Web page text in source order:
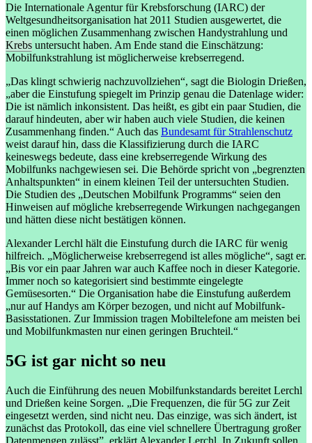
Die Internationale Agentur für Krebsforschung (IARC) der
Weltgesundheitsorganisation hat 2011 Studien ausgewertet, die
einen möglichen Zusammenhang zwischen Handystrahlung und
Krebs untersucht haben. Am Ende stand die Einschätzung:
Mobilfunkstrahlung ist möglicherweise krebserregend.
„Das klingt schwierig nachzuvollziehen“, sagt die Biologin Drießen,
„aber die Einstufung spiegelt im Prinzip genau die Datenlage wider:
Die ist nämlich inkonsistent. Das heißt, es gibt ein paar Studien, die
darauf hindeuten, aber wir haben auch viele Studien, die keinen
Zusammenhang finden.“ Auch das Bundesamt für Strahlenschutz
weist darauf hin, dass die Klassifizierung durch die IARC
keineswegs bedeute, dass eine krebserregende Wirkung des
Mobilfunks nachgewiesen sei. Die Behörde spricht von „begrenzten
Anhaltspunkten“ in einem kleinen Teil der untersuchten Studien.
Die Studien des „Deutschen Mobilfunk Programms“ seien den
Hinweisen auf mögliche krebserregende Wirkungen nachgegangen
und hätten diese nicht bestätigen können.
Alexander Lerchl hält die Einstufung durch die IARC für wenig
hilfreich. „Möglicherweise krebserregend ist alles mögliche“, sagt er.
„Bis vor ein paar Jahren war auch Kaffee noch in dieser Kategorie.
Immer noch so kategorisiert sind bestimmte eingelegte
Gemüsesorten.“ Die Organisation habe die Einstufung außerdem
„nur auf Handys am Körper bezogen, und nicht auf Mobilfunk-
Basisstationen. Zur Immission tragen Mobiltelefone am meisten bei
und Mobilfunkmasten nur einen geringen Bruchteil.“
5G ist gar nicht so neu
Auch die Einführung des neuen Mobilfunkstandards bereitet Lerchl
und Drießen keine Sorgen. „Die Frequenzen, die für 5G zur Zeit
eingesetzt werden, sind nicht neu. Das einzige, was sich ändert, ist
zunächst das Protokoll, das eine viel schnellere Übertragung großer
Datenmengen zulässt”, erklärt Alexander Lerchl. In Zukunft sollen